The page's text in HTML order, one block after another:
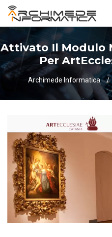
Attivato Il Modulo
Per
Archimede Informatica